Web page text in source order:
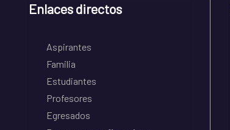
Enlaces directos
Aspirantes
Familia
Estudiantes
Profesores
Egresados